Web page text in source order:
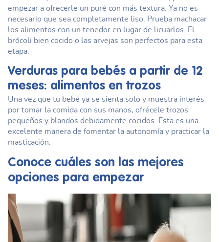
empezar a ofrecerle un puré con más textura. Ya no es
necesario que sea completamente liso. Prueba machacar
los alimentos con un tenedor en lugar de licuarlos. El
brócoli bien cocido o las arvejas son perfectos para esta
etapa.
Verduras para bebés a partir de 12
meses: alimentos en trozos
Una vez que tu bebé ya se sienta solo y muestra interés
por tomar la comida con sus manos, ofrécele trozos
pequeños y blandos debidamente cocidos. Esta es una
excelente manera de fomentar la autonomía y practicar la
masticación.
Conoce cuáles son las mejores
opciones para empezar